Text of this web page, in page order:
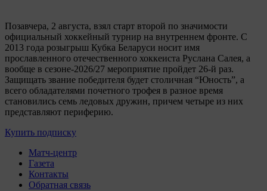
Позавчера, 2 августа, взял старт второй по значимости
официальный хоккейный турнир на внутреннем фронте. C
2013 года розыгрыш Кубка Беларуси носит имя
прославленного отечественного хоккеиста Руслана Салея, а
вообще в сезоне-2026/27 мероприятие пройдет 26-й раз.
Защищать звание победителя будет столичная “Юность”, а
всего обладателями почетного трофея в разное время
становились семь ледовых дружин, причем четыре из них
представляют периферию.
Купить подписку
Матч-центр
Газета
Контакты
Обратная связь